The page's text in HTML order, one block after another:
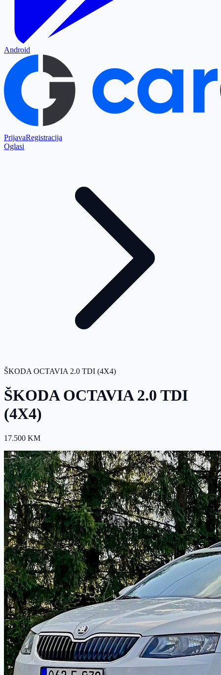
Android
PrijavaRegistracija
Oglasi
ŠKODA OCTAVIA 2.0 TDI (4X4)
ŠKODA OCTAVIA 2.0 TDI
(4X4)
17.500 KM